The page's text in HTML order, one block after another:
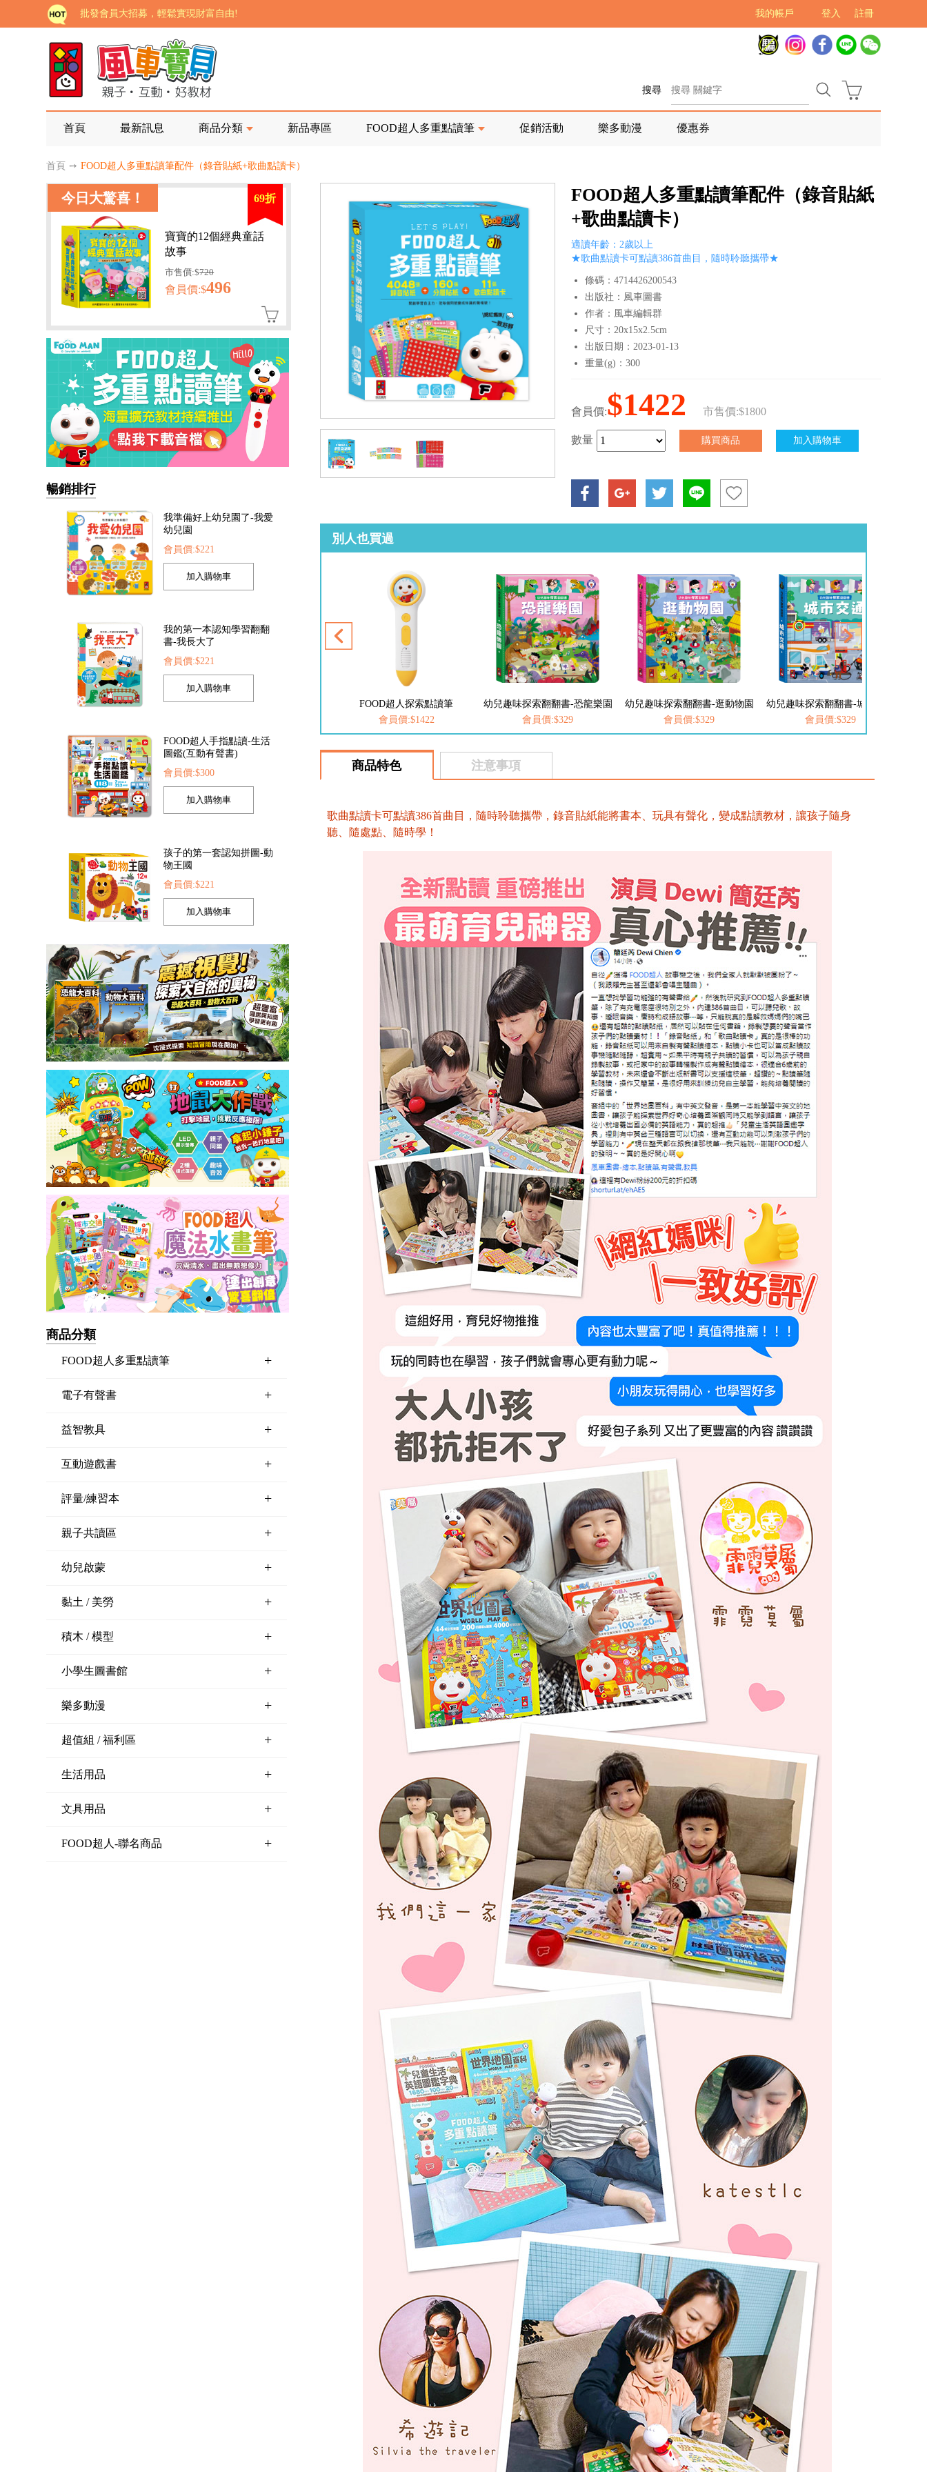
註冊
登入
我的帳戶
批發會員大招募，輕鬆實現財富自由!
如需更改或重開發票 需在訂單成立三天內通知客服 寄回發票需附上回郵郵票
老師您好!!幼教會員火熱招募中~
海外購物免煩惱！點我查看『海外購物流程說明』
家長樂了!「風車書版集團暨FOOD超人企業總部」目前正興建中!
老師您好!!幼教會員火熱招募中~
海外購物免煩惱！點我查看『海外購物流程說明』
搜尋
首頁 最新訊息 商品分類 新品專區 FOOD超人多重點讀筆 促銷活動 樂多動漫 優惠券
首頁 ➙ FOOD超人多重點讀筆配件（錄音貼紙+歌曲點讀卡）
今日大驚喜！ 69折
寶寶的12個經典童話
故事
市售價:$720
會員價:$496
暢銷排行
我準備好上幼兒園了-我愛
幼兒園
會員價:$221
我的第一本認知學習翻翻
書-我長大了
會員價:$221
FOOD超人手指點讀-生活
圖鑑(互動有聲書)
會員價:$300
孩子的第一套認知拼圖-動
物王國
會員價:$221
商品分類
FOOD超人多重點讀筆 +
電子有聲書 +
益智教具 +
互動遊戲書 +
評量/練習本 +
親子共讀區 +
幼兒啟蒙 +
黏土 / 美勞 +
積木 / 模型 +
小學生圖書館 +
樂多動漫 +
超值組 / 福利區 +
生活用品 +
文具用品 +
FOOD超人-聯名商品 +
FOOD超人多重點讀筆配件（錄音貼紙
+歌曲點讀卡）
適讀年齡：2歲以上
★歌曲點讀卡可點讀386首曲目，隨時聆聽攜帶★
條碼：4714426200543
出版社：風車圖書
作者：風車編輯群
尺寸：20x15x2.5cm
出版日期：2023-01-13
重量(g)：300
會員價:$1422 市售價:$1800
數量
別人也買過
幼兒趣味探索翻翻書-宇宙太空
愛思考的小小孩(全套8冊)
FOOD超人探索點讀筆
會員價:$1422
幼兒趣味探索翻翻書-恐龍樂園
會員價:$329
幼兒趣味探索翻翻書-逛動物園
會員價:$329
幼兒趣味探索翻翻書-城市交通
會員價:$329
商品特色 注意事項
歌曲點讀卡可點讀386首曲目，隨時聆聽攜帶，錄音貼紙能將書本、玩具有聲化，變成點讀教材，讓孩子隨身
聽、隨處點、隨時學！